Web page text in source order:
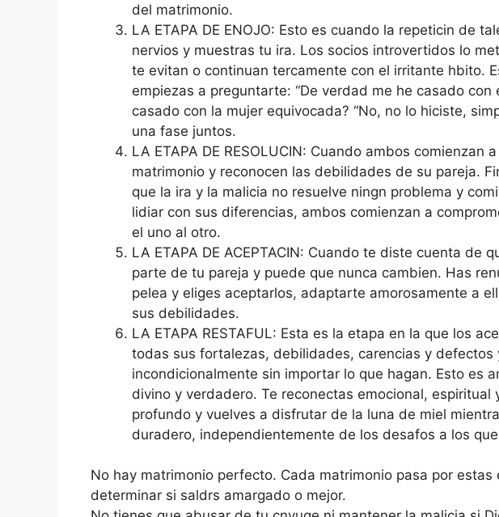
del matrimonio.
LA ETAPA DE ENOJO: Esto es cuando la repeticin de
nervios y muestras tu ira. Los socios introvertidos lo
te evitan o continuan tercamente con el irritante hbito.
empiezas a preguntarte: “De verdad me he casado con
casado con la mujer equivocada? “No, no lo hiciste,
una fase juntos.
LA ETAPA DE RESOLUCIN: Cuando ambos comienzan
matrimonio y reconocen las debilidades de su pareja.
que la ira y la malicia no resuelve ningn problema y
lidiar con sus diferencias, ambos comienzan a
el uno al otro.
LA ETAPA DE ACEPTACIN: Cuando te diste cuenta de
parte de tu pareja y puede que nunca cambien. Has
pelea y eliges aceptarlos, adaptarte amorosamente a
sus debilidades.
LA ETAPA RESTAFUL: Esta es la etapa en la que los
todas sus fortalezas, debilidades, carencias y defectos
incondicionalmente sin importar lo que hagan. Esto es
divino y verdadero. Te reconectas emocional, espiritual
profundo y vuelves a disfrutar de la luna de miel
duradero, independientemente de los desafos a los
No hay matrimonio perfecto. Cada matrimonio pasa por estas
determinar si saldrs amargado o mejor.